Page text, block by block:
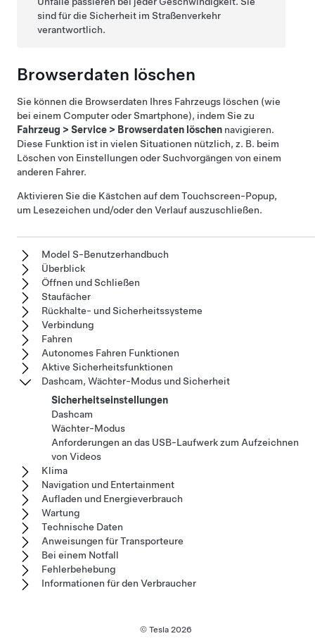
sind für die Sicherheit im Straßenverkehr
verantwortlich.
Browserdaten löschen
Sie können die Browserdaten Ihres Fahrzeugs löschen (wie
bei einem Computer oder Smartphone), indem Sie zu
Fahrzeug > Service > Browserdaten löschen navigieren.
Diese Funktion ist in vielen Situationen nützlich, z. B. beim
Löschen von Einstellungen oder Suchvorgängen von einem
anderen Fahrer.
Aktivieren Sie die Kästchen auf dem Touchscreen-Popup,
um Lesezeichen und/oder den Verlauf auszuschließen.
Model S-Benutzerhandbuch
Überblick
Öffnen und Schließen
Staufächer
Rückhalte- und Sicherheitssysteme
Verbindung
Fahren
Autonomes Fahren Funktionen
Aktive Sicherheitsfunktionen
Dashcam, Wächter-Modus und Sicherheit
Sicherheitseinstellungen
Dashcam
Wächter-Modus
Anforderungen an das USB-Laufwerk zum Aufzeichnen
von Videos
Klima
Navigation und Entertainment
Aufladen und Energieverbrauch
Wartung
Technische Daten
Anweisungen für Transporteure
Bei einem Notfall
Fehlerbehebung
Informationen für den Verbraucher
© Tesla 2026